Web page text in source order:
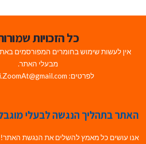
כל הזכויות
אין לעשות שימוש בחומרים המפורסמים
מבעלי האתר.
לפרטים: Avihai.ZoomAt@gmail.com
האתר בתהליך הנגשה לבעלי
אנו עושים כל מאמץ להשלים את הנגשת